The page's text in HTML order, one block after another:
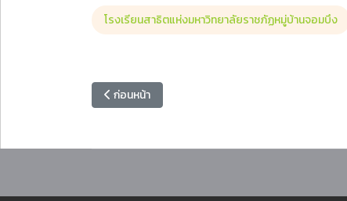
โรงเรียนสาธิตแห่งมหาวิทยาลัยราชภัฏหมู่บ้านจอมบึง
เนื้อหาก่อนหน้า: สำนักวิทยบริการฯ แนะนำแนะนำหนังสื
ก่อนหน้า